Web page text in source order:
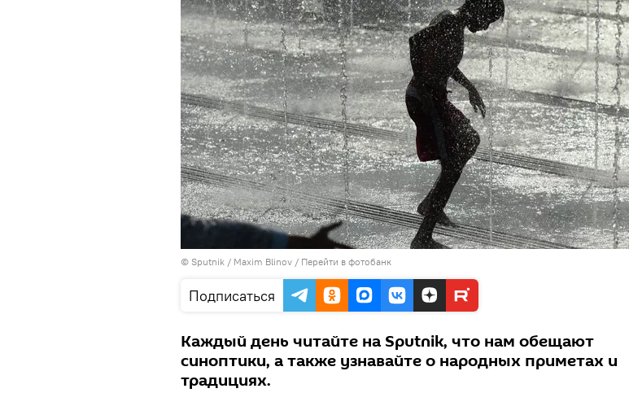
© Sputnik / Maxim Blinov / Перейти в фотобанк
Подписаться
Каждый день читайте на Sputnik, что нам обещают
синоптики, а также узнавайте о народных приметах и
традициях.